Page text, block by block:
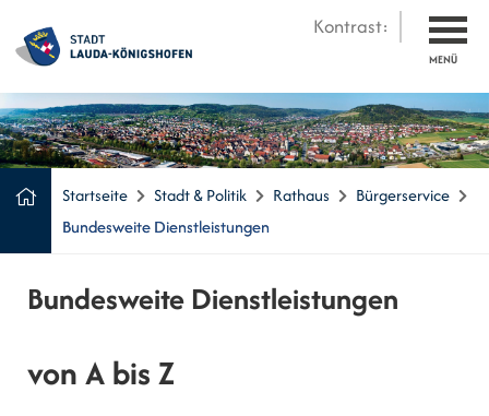
Kontrast:
MENÜ
Startseite Stadt & Politik Rathaus
Bürgerservice
Bundesweite Dienstleistungen
Bundesweite Dienstleistungen
von A bis Z